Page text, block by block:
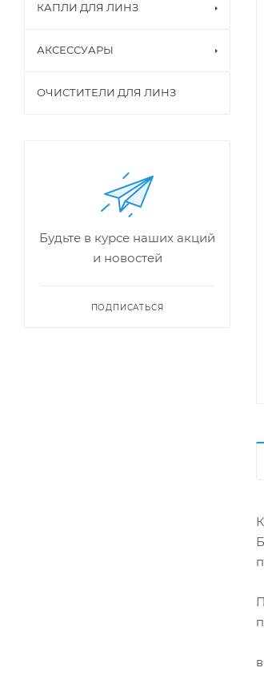
КАПЛИ ДЛЯ ЛИНЗ
АКСЕССУАРЫ
ОЧИСТИТЕЛИ ДЛЯ ЛИНЗ
Будьте в курсе наших акций
и новостей
ПОДПИСАТЬСЯ